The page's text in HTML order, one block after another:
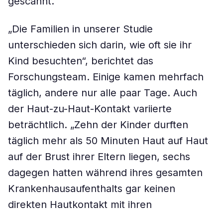
„Die Familien in unserer Studie
unterschieden sich darin, wie oft sie ihr
Kind besuchten“, berichtet das
Forschungsteam. Einige kamen mehrfach
täglich, andere nur alle paar Tage. Auch
der Haut-zu-Haut-Kontakt variierte
beträchtlich. „Zehn der Kinder durften
täglich mehr als 50 Minuten Haut auf Haut
auf der Brust ihrer Eltern liegen, sechs
dagegen hatten während ihres gesamten
Krankenhausaufenthalts gar keinen
direkten Hautkontakt mit ihren